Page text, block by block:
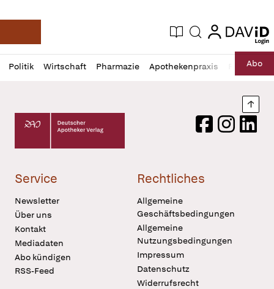
Deutsche Apotheker Zeitung
Aktuelle Ausgabe
Suche login
login
Politik Wirtschaft Pharmazie Apothekenpraxis RechtAbo
Profil
öffnen
Daz
Pur
Deutscher Apotheker Verlag Logo
FacebookInstagram
Service
Newsletter
Über uns
Kontakt
Mediadaten
Abo kündigen
RSS-Feed
Rechtliches
Allgemeine
Geschäftsbedingungen
Allgemeine
Nutzungsbedingungen
Impressum
Datenschutz
Widerrufsrecht